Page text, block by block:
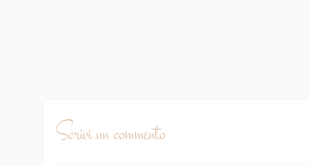
Scrivi un commento